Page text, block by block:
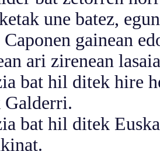
une batez,
gainean
ari zirenean
hil ditek hire
Galderri.
hil ditek